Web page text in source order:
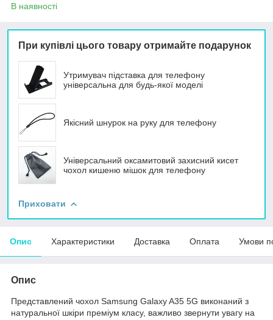
В наявності
При купівлі цього товару отримайте подарунок
Утримувач підставка для телефону
універсальна для будь-якої моделі
Якісний шнурок на руку для телефону
Універсальний оксамитовий захисний кисет
чохол кишеню мішок для телефону
Приховати
Опис Характеристики Доставка Оплата Умови
Опис
Представлений чохол Samsung Galaxy A35 5G виконаний з
натуральної шкіри преміум класу, важливо звернути увагу на